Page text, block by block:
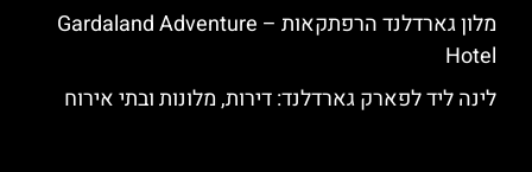
מלון גארדלנד הרפתקאות – Gardaland Adventure
Hotel
לינה ליד לפארק גארדלנד: דירות, מלונות ובתי אירוח